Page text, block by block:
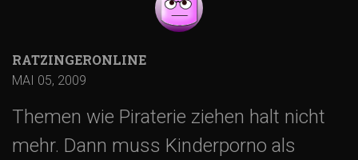
RATZINGERONLINE
MAI 05, 2009
Themen wie Piraterie ziehen halt nicht
mehr. Dann muss Kinderporno als